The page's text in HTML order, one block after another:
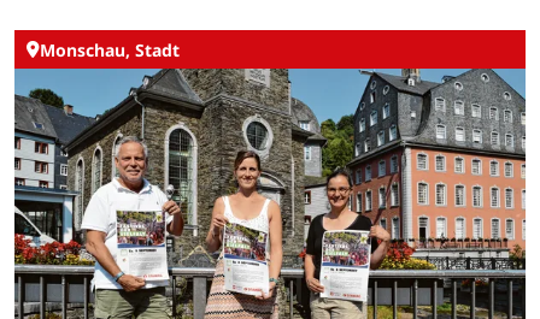
Monschau, Stadt